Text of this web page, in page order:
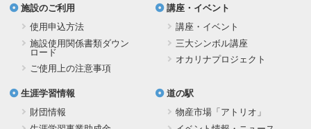
施設のご利用
使用申込方法
施設使用関係書類ダウン
ロード
ご使用上の注意事項
講座・イベント
講座・イベント
三大シンボル講座
オカリナプロジェクト
生涯学習情報
財団情報
道の駅
物産市場「アトリオ」